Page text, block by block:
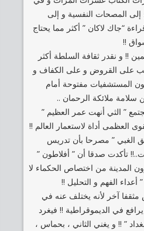
إلى المصحات النفسية و إلى
“جاك لاكان ” أكثر مما يحتاج
!!
!! و نقدر ثقافة السلطة أكثر
على القروض و على الكفاف و
المستشفيات مفتوحة أمام
سلامة ملائكة الرحمان ..
” الثي أنهت عمر العظيم ”
العظمى أداة لاستعمار العالم !!
الغبي ” مصرحا بأن تدريس
تأكدت صدقا أن ” أفلاطون ”
المدينة من اختصاص الحكماء لا
الفهم و التحليل !!
آخر لأنه يختلف عنه في
في الديموقراطية !! فيغرد
” !! و يغني الثاني ، بحماس ،